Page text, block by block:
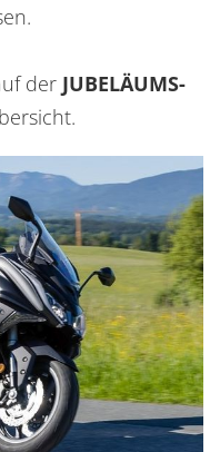
der JUBELÄUMS-